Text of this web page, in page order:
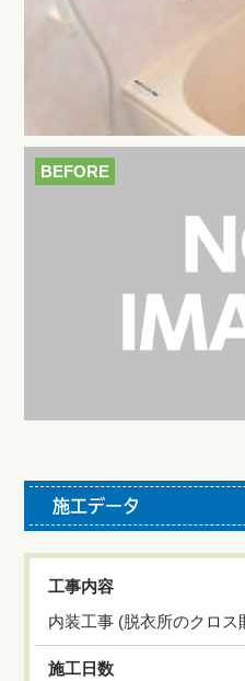
BEFORE
施工データ
工事内容
内装工事 (脱衣所のクロス
施工日数